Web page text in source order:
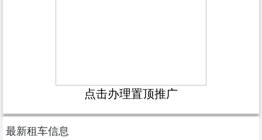
点击办理置顶推广
最新租车信息